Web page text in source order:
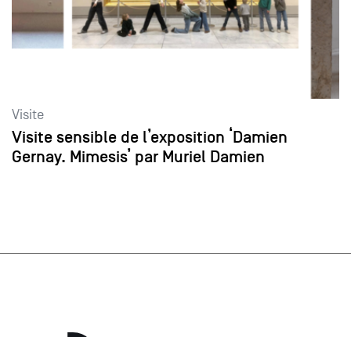
Visite
Visite sensible de l’exposition ‘Damien
Gernay. Mimesis’ par Muriel Damien